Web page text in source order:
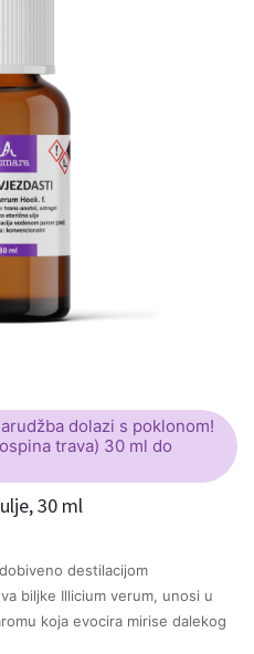
dolazi s poklonom!
trava) 30 ml do
30 ml
destilacijom
biljke Illicium verum, unosi u
koja evocira mirise dalekog